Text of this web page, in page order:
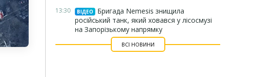
13:30 ВІДЕО
Бригада Nemesis знищила
російський танк, який ховався у лісосмузі
на Запорізькому напрямку
ВСІ НОВИНИ